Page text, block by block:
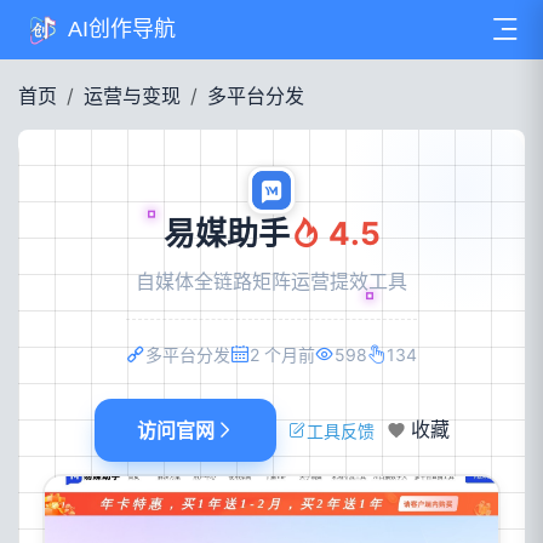
AI创作导航
首页 运营与变现 多平台分发
易媒助手 4.5
自媒体全链路矩阵运营提效工具
多平台分发 2 个月前 598 134
访问官网 工具反馈 收藏